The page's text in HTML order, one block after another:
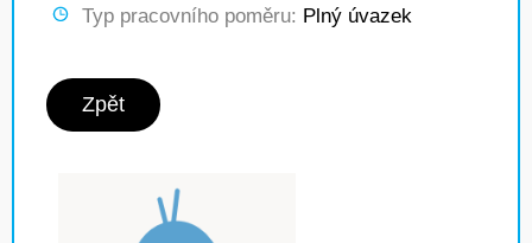
Typ pracovního poměru: Plný úvazek
Zpět